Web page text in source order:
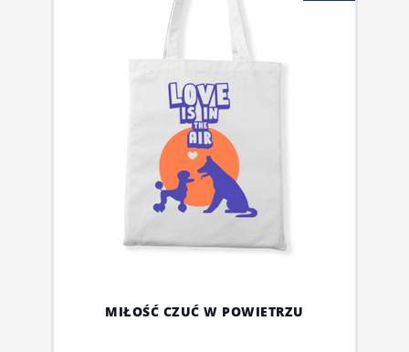
MIŁOŚĆ CZUĆ W POWIETRZU